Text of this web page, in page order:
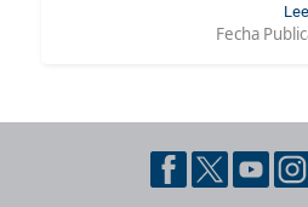
Fecha